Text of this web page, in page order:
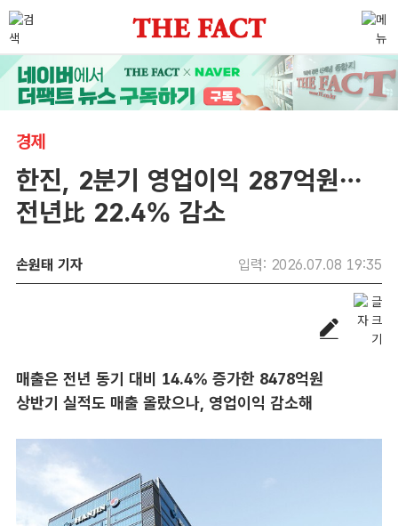
경제
한진, 2분기 영업이익 287억원…
전년比 22.4% 감소
손원태 기자 입력: 2026.07.08 19:35
매출은 전년 동기 대비 14.4% 증가한 8478억원
상반기 실적도 매출 올랐으나, 영업이익 감소해